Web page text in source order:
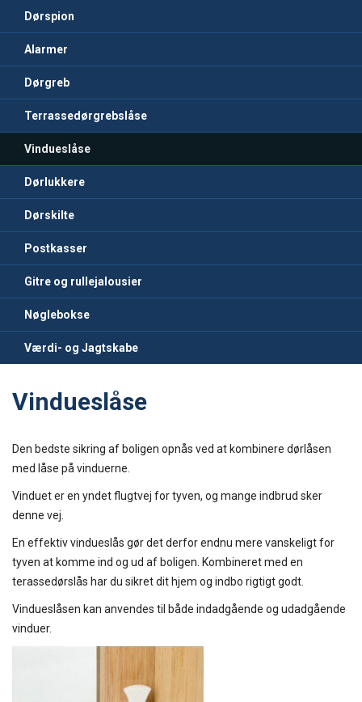
Dørspion
Alarmer
Dørgreb
Terrassedørgrebslåse
Vindueslåse
Dørlukkere
Dørskilte
Postkasser
Gitre og rullejalousier
Nøglebokse
Værdi- og Jagtskabe
Vindueslåse
Den bedste sikring af boligen opnås ved at kombinere dørlåsen
med låse på vinduerne.
Vinduet er en yndet flugtvej for tyven, og mange indbrud sker
denne vej.
En effektiv vindueslås gør det derfor endnu mere vanskeligt for
tyven at komme ind og ud af boligen. Kombineret med en
terassedørslås har du sikret dit hjem og indbo rigtigt godt.
Vindueslåsen kan anvendes til både indadgående og udadgående
vinduer.